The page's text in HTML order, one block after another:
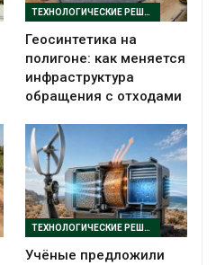
ТЕХНОЛОГИЧЕСКИЕ РЕШЕНИЯ
Геосинтетика на
полигоне: как меняется
инфраструктура
обращения с отходами
ТЕХНОЛОГИЧЕСКИЕ РЕШЕНИЯ
Учёные предложили